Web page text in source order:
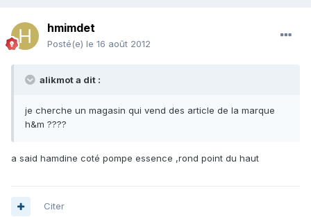
hmimdet
Posté(e) le 16 août 2012
alikmot a dit :
je cherche un magasin qui vend des article de la marque
h&m ????
a said hamdine coté pompe essence ,rond point du haut
Citer